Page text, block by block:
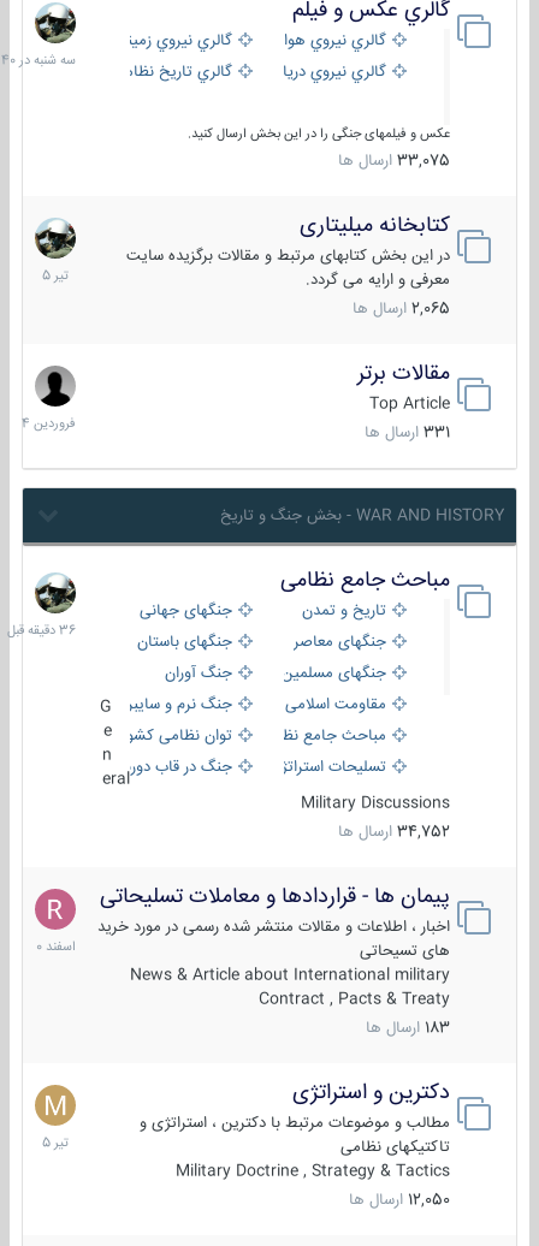
گالري عكس و فيلم
گالري نيروي هوايي
گالري نيروي زميني
گالري نيروي دريايي
گالري تاریخ نظامی
عکس و فیلمهای جنگی را در این بخش ارسال کنید.
33,075 ارسال ها
سه
شنبه
در
کتابخانه میلیتاری
در این بخش کتابهای مرتبط و مقالات برگزیده سایت
معرفی و ارایه می گردد.
2,065 ارسال ها
16
تیر
1405
مقالات برتر
Top Article
331 ارسال ها
29
فروردین
1404
WAR AND HISTORY - بخش جنگ و تاریخ
مباحث جامع نظامی
تاریخ و تمدن
جنگهای جهانی
جنگهای معاصر
جنگهای باستان
جنگهای مسلمین
جنگ آوران
مقاومت اسلامی
جنگ نرم و سایبری
مباحث جامع نظامی
توان نظامی کشورها
تسلیحات استراتژیک
جنگ در قاب دوربین
eral
Military Discussions
34,752 ارسال ها
36
دقیقه
قبل
پیمان ها - قراردادها و معاملات تسلیحاتی
اخبار ، اطلاعات و مقالات منتشر شده رسمی در مورد خرید
های تسیحاتی
News & Article about International military
Contract , Pacts & Treaty
183 ارسال ها
7
اسفند
1400
دکترین و استراتژی
مطالب و موضوعات مرتبط با دکترین ، استراتژی و
تاکتیکهای نظامی
Military Doctrine , Strategy & Tactics
12,050 ارسال ها
27
تیر
1405